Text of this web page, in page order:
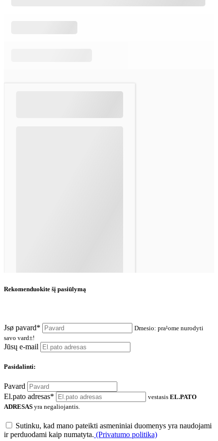
Rekomenduokite šį pasiūlymą
Jsø pavard*
Dmesio: pra¹ome nurodyti
savo vard±!
Jūsų e-mail
Pasidalinti:
Pavard
El.pato adresas*
vestasis EL.PATO
ADRESAS yra negaliojantis.
Sutinku, kad mano pateikti asmeniniai duomenys yra naudojami
ir perduodami kaip numatyta. (Privatumo politika)